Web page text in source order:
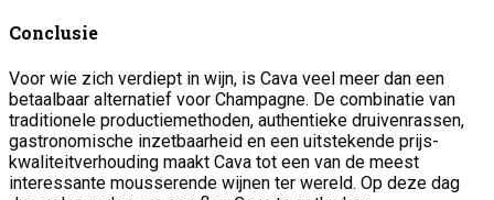
Conclusie
Voor wie zich verdiept in wijn, is Cava veel meer dan een
betaalbaar alternatief voor Champagne. De combinatie van
traditionele productiemethoden, authentieke druivenrassen,
gastronomische inzetbaarheid en een uitstekende prijs-
kwaliteitverhouding maakt Cava tot een van de meest
interessante mousserende wijnen ter wereld. Op deze dag